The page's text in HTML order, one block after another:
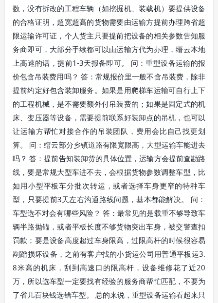
数，没有拆改的工程车辆（如挖掘机、装载机）要提供设备
的合格证明，超宽超高的货物需要由运输方提前办理跨省超
限运输许可证，个人货主只要提前把设备的相关参数告知服
务商即可，大部分手续都可以由运输方代为办理，缙云本地
上高速的话，提前1-3天报备即可。 问：重型设备运输的报
价包含吊装费用吗？ 答：常规报价里一般不含吊装费，除非
提前约定好包含装卸服务。如果是用爬梯车运输可自行上下
的工程机械，是不需要额外付吊装费的；如果是固定式的机
床、变压器等设备，需要提前联系好装卸点的吊机，也可以
让运输方帮忙对接合作的吊装团队，费用会比自己找更划
算。 问：缙云部分乡镇道路有限宽限高，大型运输车能进去
吗？ 答：提前告知装卸货的具体位置，运输方会提前查勘路
线，要是常规大型车进不去，会根据货物参数调整车型，比
如用小型平板车分批次转运，或者选择车身更窄的特种车
型，只要提前3天左右沟通路线问题，基本都能解决。 问：
车型选不对会有哪些风险？ 答：最常见的是载重不够导致车
辆半路抛锚，或者平板长度不够货物突出车身，被交警查扣
罚款；要是设备高度超过车身限高，过限高杆的时候很容易
剐蹭损坏设备，之前有客户找的小货运公司用普通平板运3.
8米高的机床，刮到高速口的限高杆，设备维修花了近20
万，所以选车型一定要找有经验的服务商帮忙匹配，不要为
了省几百块钱选错车型。 总的来说，重型设备运输看起来只